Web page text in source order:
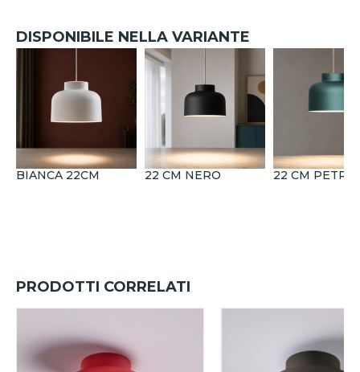
DISPONIBILE NELLA VARIANTE
BIANCA 22CM 22 CM NERO 22 CM
PRODOTTI CORRELATI